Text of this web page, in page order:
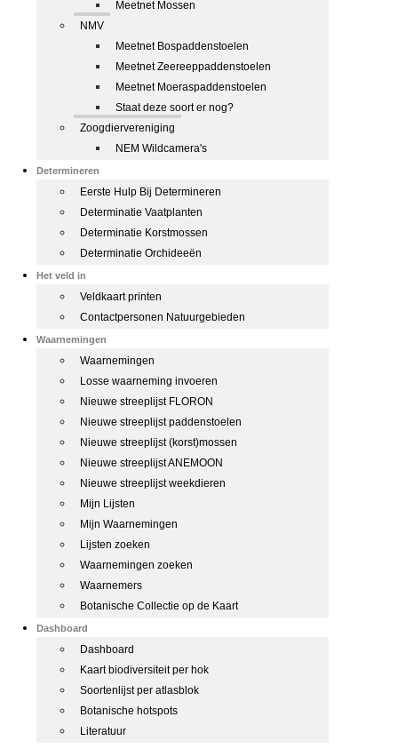
Meetnet Mossen
NMV
Meetnet Bospaddenstoelen
Meetnet Zeereeppaddenstoelen
Meetnet Moeraspaddenstoelen
Staat deze soort er nog?
Zoogdiervereniging
NEM Wildcamera's
Determineren
Eerste Hulp Bij Determineren
Determinatie Vaatplanten
Determinatie Korstmossen
Determinatie Orchideeën
Het veld in
Veldkaart printen
Contactpersonen Natuurgebieden
Waarnemingen
Waarnemingen
Losse waarneming invoeren
Nieuwe streeplijst FLORON
Nieuwe streeplijst paddenstoelen
Nieuwe streeplijst (korst)mossen
Nieuwe streeplijst ANEMOON
Nieuwe streeplijst weekdieren
Mijn Lijsten
Mijn Waarnemingen
Lijsten zoeken
Waarnemingen zoeken
Waarnemers
Botanische Collectie op de Kaart
Dashboard
Dashboard
Kaart biodiversiteit per hok
Soortenlijst per atlasblok
Botanische hotspots
Literatuur